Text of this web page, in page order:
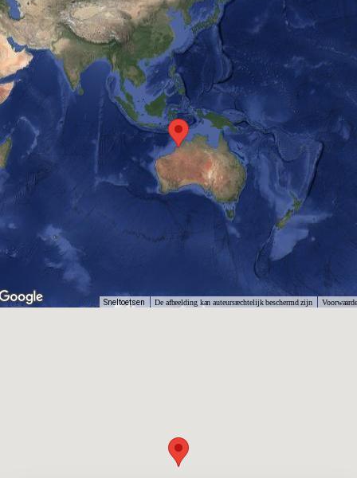
Sneltoetsen De afbeelding kan auteursrechtelijk beschermd zijn